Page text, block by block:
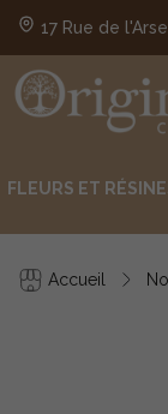
17 Rue de
FLEURS ET
Accueil